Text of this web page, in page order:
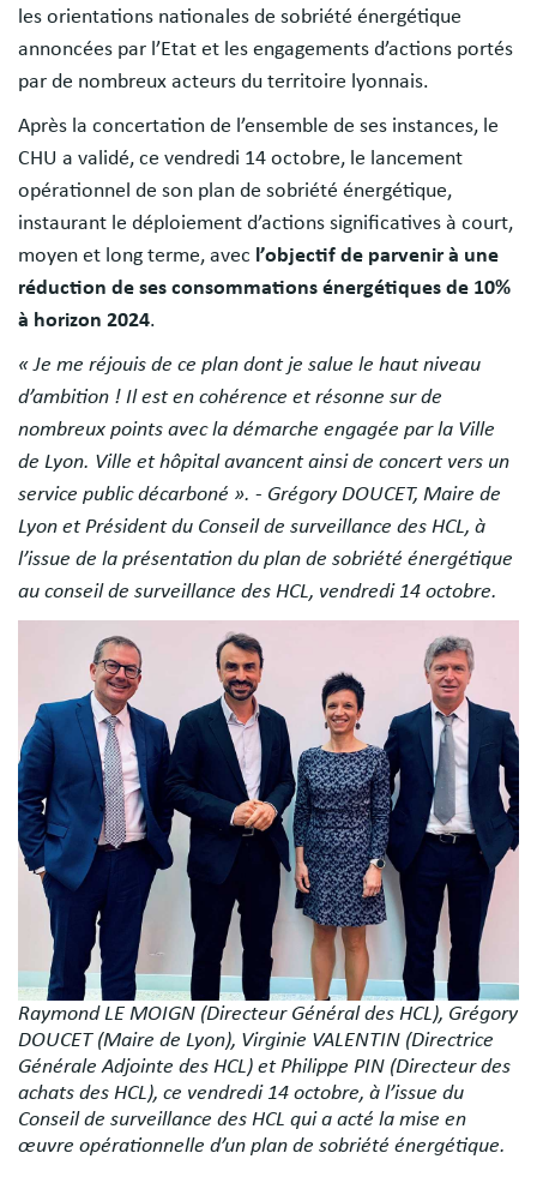
les orientations nationales de sobriété énergétique
annoncées par l’Etat et les engagements d’actions portés
par de nombreux acteurs du territoire lyonnais.
Après la concertation de l’ensemble de ses instances, le
CHU a validé, ce vendredi 14 octobre, le lancement
opérationnel de son plan de sobriété énergétique,
instaurant le déploiement d’actions significatives à court,
moyen et long terme, avec l’objectif de parvenir à une
réduction de ses consommations énergétiques de 10%
à horizon 2024.
« Je me réjouis de ce plan dont je salue le haut niveau
d’ambition ! Il est en cohérence et résonne sur de
nombreux points avec la démarche engagée par la Ville
de Lyon. Ville et hôpital avancent ainsi de concert vers un
service public décarboné ». - Grégory DOUCET, Maire de
Lyon et Président du Conseil de surveillance des HCL, à
l’issue de la présentation du plan de sobriété énergétique
au conseil de surveillance des HCL, vendredi 14 octobre.
Raymond LE MOIGN (Directeur Général des HCL), Grégory
DOUCET (Maire de Lyon), Virginie VALENTIN (Directrice
Générale Adjointe des HCL) et Philippe PIN (Directeur des
achats des HCL), ce vendredi 14 octobre, à l’issue du
Conseil de surveillance des HCL qui a acté la mise en
œuvre opérationnelle d’un plan de sobriété énergétique.